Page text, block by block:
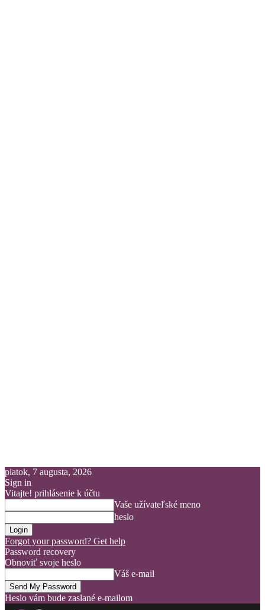
piatok, 7 augusta, 2026
Sign in
Vitajte! prihlásenie k účtu
Vaše užívateľské meno
heslo
Forgot your password? Get help
Password recovery
Obnoviť svoje heslo
Váš e-mail
Heslo vám bude zaslané e-mailom